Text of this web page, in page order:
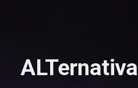
ALTernativa